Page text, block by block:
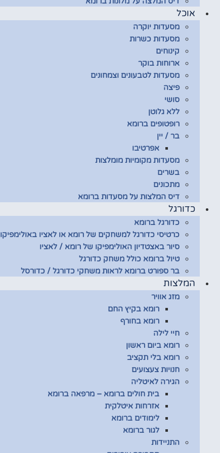
אוכל
מסעדות יוקרה
מסעדות כשרות
קינוחים
ארוחות בוקר
מסעדות לטבעונים וצמחונים
פיצה
סושי
ללא גלוטן
רופטופים ברומא
בר / יין
אפרטיבו
מסעדות מקומיות מומלצות
בשרים
מתכונים
דיס המלצות על מסעדות ברומא
כדורגל
כדורגל ברומא
כרטיסי כדורגל למשחקים של רומא או לאציו באולימפיקו
סיור באצטדיון האולימפיקו של רומא / לאציו
טיול ברומא כולל משחק כדורגל
בר ספורט ברומא לראות משחקי כדורגל / כדורסל
המלצות
מזג אוויר
רומא בקיץ החם
רומא בחורף
חיי לילה
רומא ביום ראשון
רומא בלי תקציב
חנויות צעצועים
הגירה לאיטליה
בית חולים ברומא – מרפאה ברומא
אזרחות איטלקית
לימודים ברומא
לגור ברומא
התניידות